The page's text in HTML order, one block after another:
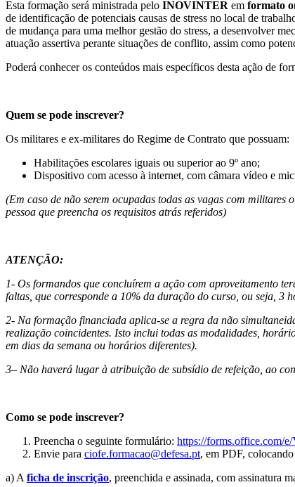
Esta formação será ministrada pelo INOVINTER em formato
de identificação de potenciais causas de stress no local de
de mudança para uma melhor gestão do stress, a desenvolver
atuação assertiva perante situações de conflito, assim como
Poderá conhecer os conteúdos mais específicos desta ação de
Quem se pode inscrever?
Os militares e ex-militares do Regime de Contrato que possuam:
Habilitações escolares iguais ou superior ao 9º ano;
Dispositivo com acesso à internet, com câmara vídeo e
(Em caso de não serem ocupadas todas as vagas com
pessoa que preencha os requisitos atrás referidos)
ATENÇÃO:
1- Os formandos que concluírem a ação com aproveitamento
faltas, que corresponde a 10% da duração do curso, ou seja, 3
2- Na formação financiada aplica-se a regra da não
realização coincidentes. Isto inclui todas as modalidades,
em dias da semana ou horários diferentes).
3– Não haverá lugar à atribuição de subsídio de refeição, ao
Como se pode inscrever?
Preencha o seguinte formulário: https://forms.office.com/
Envie para ciofe.formacao@defesa.pt, em PDF,
a) A ficha de inscrição, preenchida e assinada, com assinatura